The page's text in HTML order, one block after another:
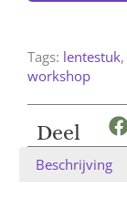
Tags: lentestuk,
workshop
Deel
Beschrijving